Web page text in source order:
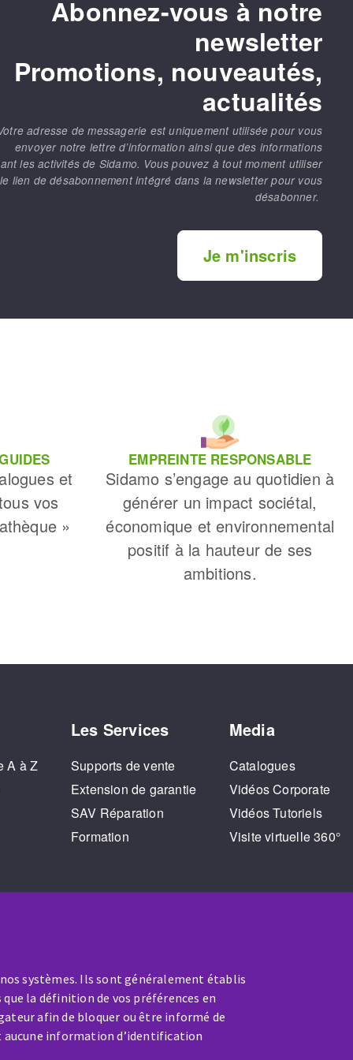
systèmes. Ils sont généralement établis
la définition de vos préférences en
afin de bloquer ou être informé de
aucune information d’identification
Abonnez-vous à notre
newsletter
Promotions, nouveautés,
actualités
adresse de messagerie est uniquement utilisée pour vous
envoyer notre lettre d’information ainsi que des informations
les activités de Sidamo. Vous pouvez à tout moment utiliser
le lien de désabonnement intégré dans la newsletter pour vous
désabonner.
Je m'inscris
et
vos
»
EMPREINTE RESPONSABLE
Sidamo s’engage au quotidien à
générer un impact sociétal,
économique et environnemental
positif à la hauteur de ses
ambitions.
A à Z
Les Services
Supports de vente
Extension de garantie
SAV Réparation
Formation
Media
Catalogues
Vidéos Corporate
Vidéos Tutoriels
Visite virtuelle 360°